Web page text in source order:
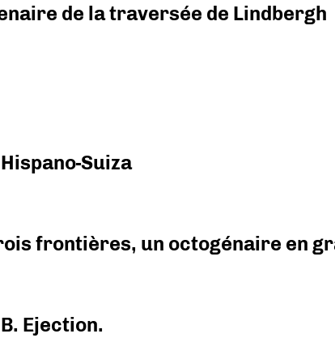
de la traversée de Lindbergh
Suiza
frontières, un octogénaire en
Ejection.